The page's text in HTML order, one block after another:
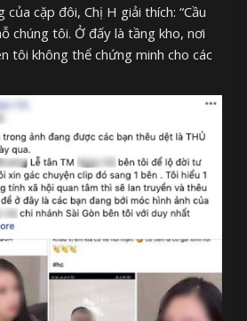
cặp đôi, Chị H giải thích: “Cầu
chúng tôi. Ở đấy là tầng kho, nơi
tôi không thể chứng minh cho các